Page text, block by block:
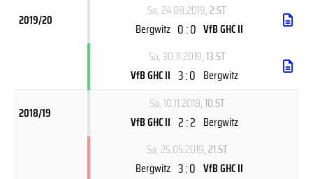
2019/20
Sa, 24.08.2019, 2.ST
Bergwitz 0 : 0 VfB GHC II
Sa, 30.11.2019, 13.ST
VfB GHC II 3 : 0 Bergwitz
2018/19
Sa, 10.11.2018, 10.ST
VfB GHC II 2 : 2 Bergwitz
Sa, 25.05.2019, 21.ST
Bergwitz 3 : 0 VfB GHC II